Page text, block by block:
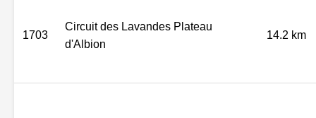
1703
Circuit des Lavandes Plateau
d'Albion
14.2 km